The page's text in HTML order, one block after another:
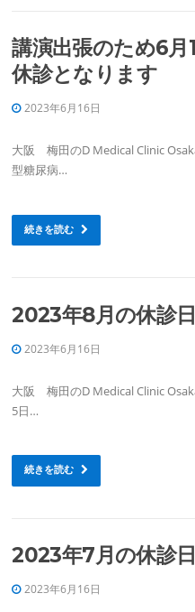
講演出張のため6月
休診となります
2023年6月16日
大阪 梅田のD Medical Clinic
型糖尿病…
続きを読む
2023年8月の休診
2023年6月16日
大阪 梅田のD Medical Clinic
5日…
続きを読む
2023年7月の休診
2023年6月16日